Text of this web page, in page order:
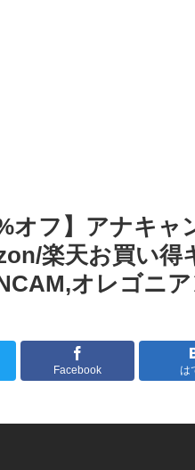
オフ】アナキ
楽天お買い得
オレゴニ
Facebook は